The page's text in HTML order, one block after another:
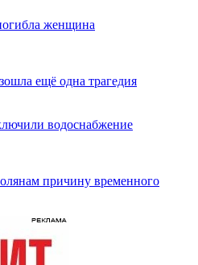
женщина
ещё одна трагедия
водоснабжение
причину временного